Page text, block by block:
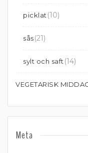
picklat (10)
sås(21)
sylt och saft (14)
VEGETARISK
Meta